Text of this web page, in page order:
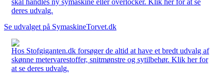
deres udvalg.
Se udvalget på SymaskineTorvet.dk
Hos Stofgiganten.dk forsøger de altid at have et bredt udvalg af
skønne metervarestoffer, snitmønstre og sytilbehør. Klik her for
at se deres udvalg.